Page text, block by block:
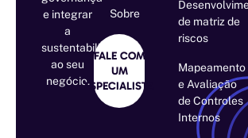
e integrar
a
sustentabilidade
ao seu
negócio.
FALE COM
UM
ESPECIALISTA
Sobre
de matriz de
riscos
Mapeamento
e Avaliação
de Controles
Internos